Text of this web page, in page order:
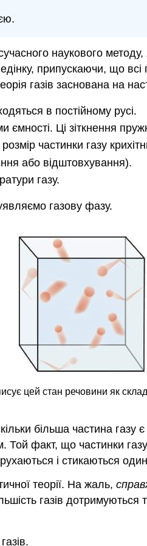
наукового
припускаючи, що
газів заснована на
в постійному русі.
Ці зіткнення
частинки газу
або відштовхування).
газу.
газову фазу.
цей стан речовини як
більша частина
факт, що частинки
і стикаються
теорії. На жаль,
газів